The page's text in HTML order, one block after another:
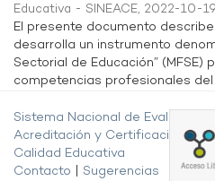
Educativa - SINEACE, 2022-10-19
El presente documento
desarrolla un instrumento
Sectorial de Educación”
competencias profesionales del
Sistema Nacional de Evaluación,
Acreditación y Certificación de la
Calidad Educativa
Contacto
Sugerencias